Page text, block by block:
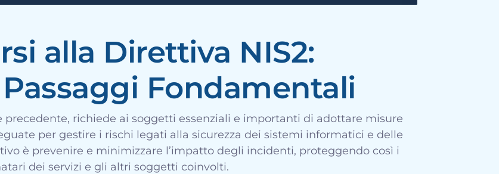
alla Direttiva NIS2:
Fondamentali
precedente, richiede ai soggetti essenziali e importanti di adottare misure
per gestire i rischi legati alla sicurezza dei sistemi informatici e delle
è prevenire e minimizzare l’impatto degli incidenti, proteggendo così i
dei servizi e gli altri soggetti coinvolti.